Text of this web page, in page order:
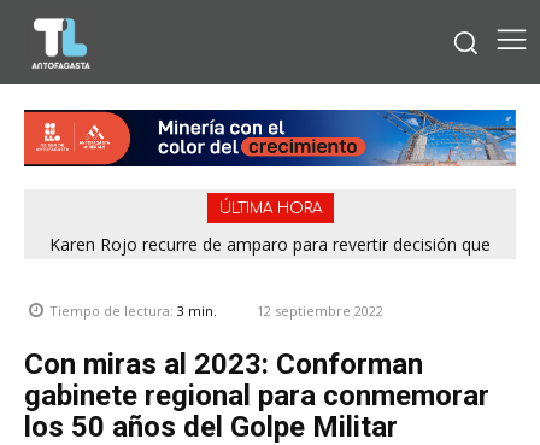
ÚLTIMA HORA
Karen Rojo recurre de amparo para revertir decisión que
Tiempo de lectura: 3 min. 12 septiembre 2022
Con miras al 2023: Conforman
gabinete regional para conmemorar
los 50 años del Golpe Militar